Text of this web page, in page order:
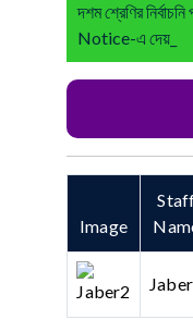
দশম শ্রেণির
Notice-এ দেয়া আ-
Image